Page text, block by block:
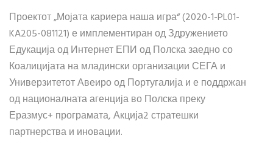
Проектот „Мојата кариера наша игра“ (2020-1-PL01-
KA205-081121) е имплементиран од Здружението
Едукација од Интернет ЕПИ од Полска заедно со
Коалицијата на младински организации СЕГА и
Универзитетот Авеиро од Португалија и е поддржан
од националната агенција во Полска преку
Еразмус+ програмата, Акција2 стратешки
партнерства и иновации.